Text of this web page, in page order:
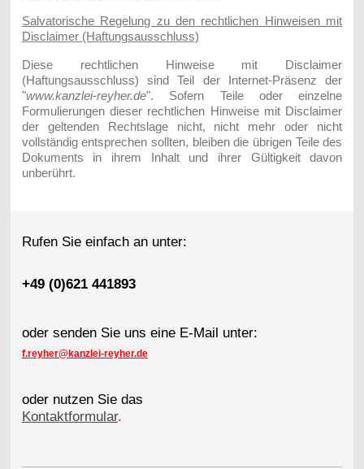
Salvatorische Regelung zu den rechtlichen Hinweisen mit
Disclaimer (Haftungsausschluss)
Diese rechtlichen Hinweise mit Disclaimer
(Haftungsausschluss) sind Teil der Internet-Präsenz der
"www.kanzlei-reyher.de". Sofern Teile oder einzelne
Formulierungen dieser rechtlichen Hinweise mit Disclaimer
der geltenden Rechtslage nicht, nicht mehr oder nicht
vollständig entsprechen sollten, bleiben die übrigen Teile des
Dokuments in ihrem Inhalt und ihrer Gültigkeit davon
unberührt.
Rufen Sie einfach an unter:
+49 (0)621 441893
oder senden Sie uns eine E-Mail unter:
f.reyher@kanzlei-reyher.de
oder nutzen Sie das
Kontaktformular.